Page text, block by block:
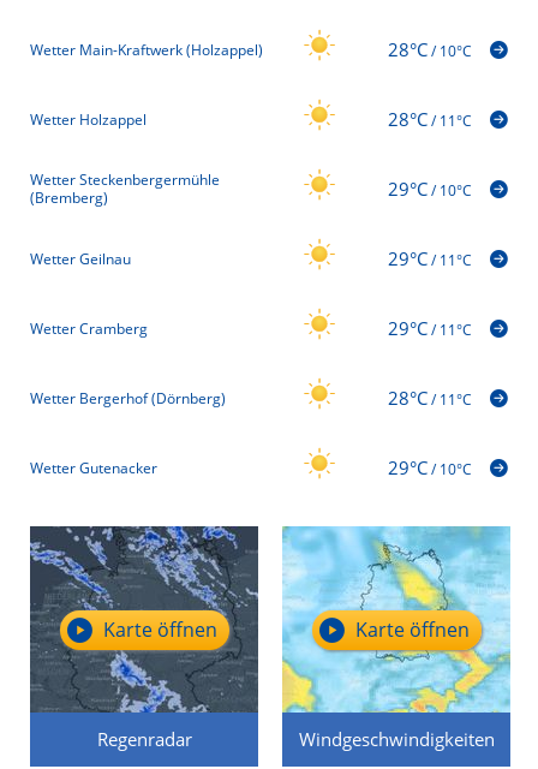
Wetter Main-Kraftwerk (Holzappel) 28°C/10°C
Wetter Holzappel 28°C/11°C
Wetter Steckenbergermühle
(Bremberg)
29°C/10°C
Wetter Geilnau 29°C/11°C
Wetter Cramberg 29°C/11°C
Wetter Bergerhof (Dörnberg) 28°C/11°C
Wetter Gutenacker 29°C/10°C
Regenradar
Karte öffnen
Windgeschwindigkeiten
Karte öffnen